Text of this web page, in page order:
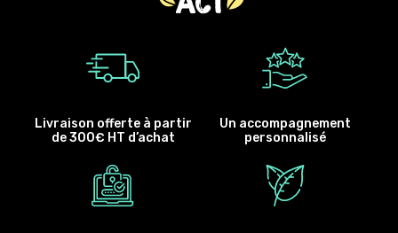
Livraison offerte à partir
de 300€ HT d’achat
Un accompagnement
personnalisé